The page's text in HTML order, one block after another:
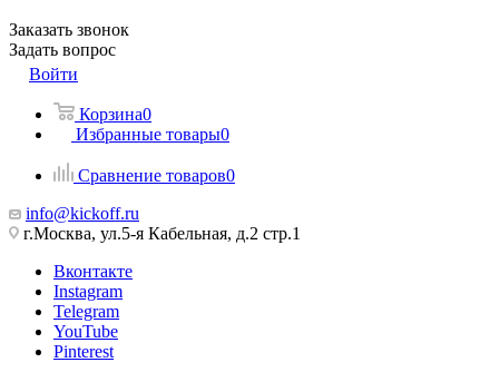
Заказать звонок
Задать вопрос
Войти
Корзина0
Избранные товары0
Сравнение товаров0
info@kickoff.ru
г.Москва, ул.5-я Кабельная, д.2 стр.1
Вконтакте
Instagram
Telegram
YouTube
Pinterest